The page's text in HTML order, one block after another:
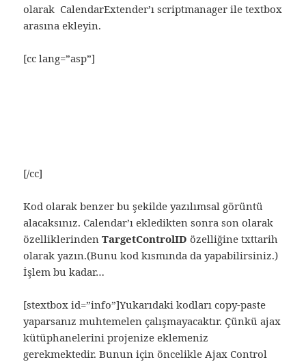
olarak CalendarExtender’ı scriptmanager ile textbox
arasına ekleyin.
[cc lang=”asp”]
[/cc]
Kod olarak benzer bu şekilde yazılımsal görüntü
alacaksınız. Calendar’ı ekledikten sonra son olarak
özelliklerindenTargetControlID özelliğine txttarih
olarak yazın.(Bunu kod kısmında da yapabilirsiniz.)
İşlem bu kadar…
[stextbox id=”info”]Yukarıdaki kodları copy-paste
yaparsanız muhtemelen çalışmayacaktır. Çünkü ajax
kütüphanelerini projenize eklemeniz
gerekmektedir. Bunun için öncelikle Ajax Control